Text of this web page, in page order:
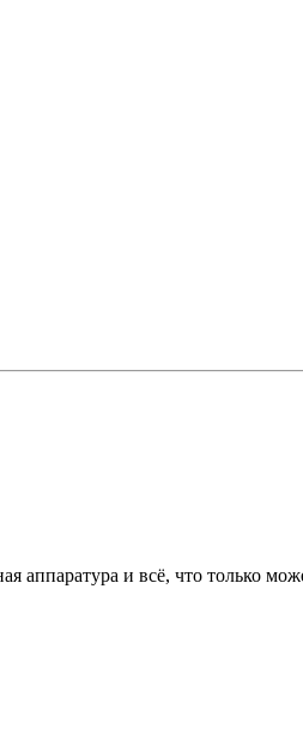
аппаратура и всё, что только